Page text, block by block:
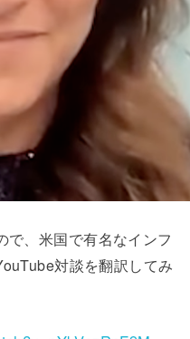
で、米国で有名なインフ
対談を翻訳してみ